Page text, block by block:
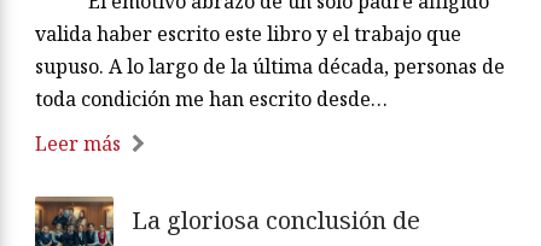
valida haber escrito este libro y el trabajo que
supuso. A lo largo de la última década, personas de
toda condición me han escrito desde…
Leer más
La gloriosa conclusión de